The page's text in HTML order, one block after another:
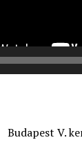
Budapest V.